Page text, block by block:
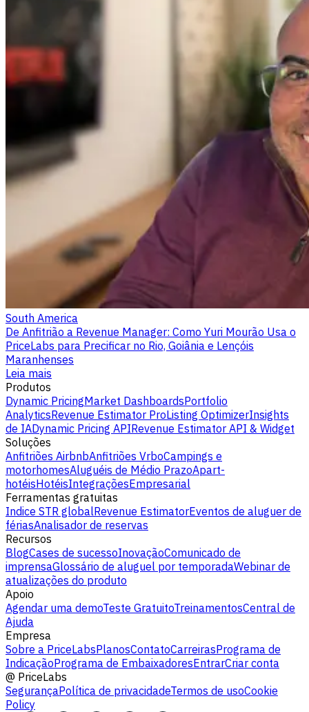
South America
De Anfitrião a Revenue Manager: Como Yuri Mourão Usa o
PriceLabs para Precificar no Rio, Goiânia e Lençóis
Maranhenses
Leia mais
Produtos
Dynamic PricingMarket DashboardsPortfolio
AnalyticsRevenue Estimator ProListing OptimizerInsights
de IADynamic Pricing APIRevenue Estimator API & Widget
Soluções
Anfitriões AirbnbAnfitriões VrboCampings e
motorhomesAluguéis de Médio PrazoApart-
hotéisHotéisIntegraçõesEmpresarial
Ferramentas gratuitas
Indice STR globalRevenue EstimatorEventos de aluguer de
fériasAnalisador de reservas
Recursos
BlogCases de sucessoInovaçãoComunicado de
imprensaGlossário de aluguel por temporadaWebinar de
atualizações do produto
Apoio
Agendar uma demoTeste GratuitoTreinamentosCentral de
Ajuda
Empresa
Sobre a PriceLabsPlanosContatoCarreirasPrograma de
IndicaçãoPrograma de EmbaixadoresEntrarCriar conta
@ PriceLabs
SegurançaPolítica de privacidadeTermos de usoCookie
Policy